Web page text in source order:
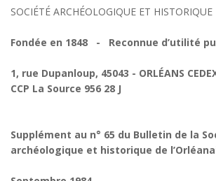
SOCIÉTÉ ARCHÉOLOGIQUE ET HISTORIQUE
Fondée en 1848 - Reconnue d’utilité
1, rue Dupanloup, 45043 - ORLÉANS
CCP La Source 956 28 J
Supplément au n° 65 du Bulletin de la
archéologique et historique de